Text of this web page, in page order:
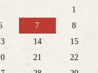
1
7
8
14
15
21
22